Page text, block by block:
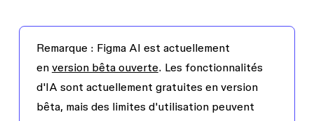
Remarque : Figma AI est actuellement
en version bêta ouverte. Les fonctionnalités
d'IA sont actuellement gratuites en version
bêta, mais des limites d'utilisation peuvent